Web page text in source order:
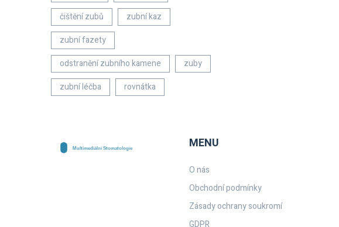
čištění zubů
zubní kaz
zubní fazety
odstranění zubního kamene
zuby
zubní léčba
rovnátka
MENU
O nás
Obchodní podmínky
Zásady ochrany soukromí
GDPR